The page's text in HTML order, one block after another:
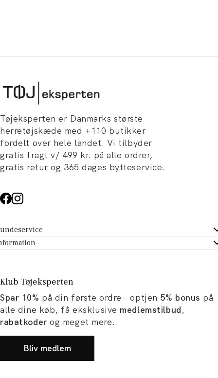
Tøjeksperten er Danmarks største
herretøjskæde med +110 butikker
fordelt over hele landet. Vi tilbyder
gratis fragt v/ 499 kr. på alle ordrer,
gratis retur og 365 dages bytteservice.
- Hjælpecenter
dit køb
Tøjeksperten
og artikler
og karriere
Klub Tøjeksperten
Spar 10% på din første ordre - optjen 5% bonus på
alle dine køb, få eksklusive medlemstilbud,
rabatkoder og meget mere.
Bliv medlem